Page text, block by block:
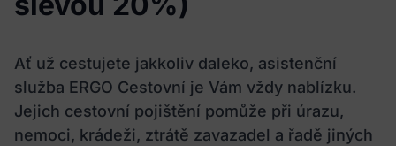
Ať už cestujete jakkoliv daleko, asistenční
služba ERGO Cestovní je Vám vždy nablízku.
Jejich cestovní pojištění pomůže při úrazu,
nemoci, krádeži, ztrátě zavazadel a řadě jiných